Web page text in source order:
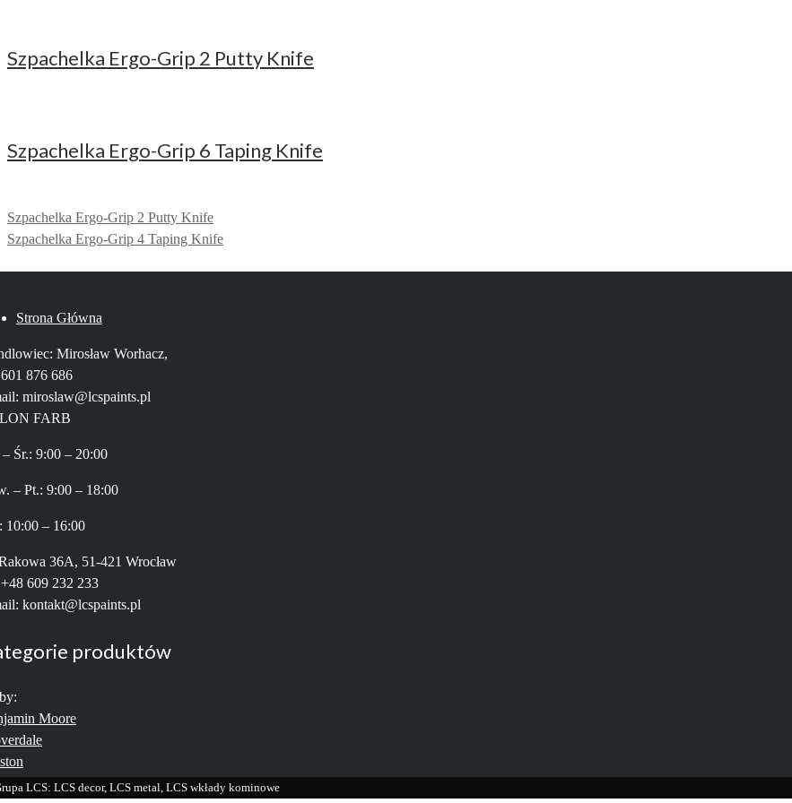
Szpachelka Ergo-Grip 2 Putty Knife
Szpachelka Ergo-Grip 6 Taping Knife
Szpachelka Ergo-Grip 2 Putty Knife
Szpachelka Ergo-Grip 4 Taping Knife
Strona Główna
Mirosław Worhacz,
876 686
miroslaw@lcspaints.pl
FARB
– Śr.: 9:00 – 20:00
– Pt.: 9:00 – 18:00
10:00 – 16:00
36A, 51-421 Wrocław
609 232 233
kontakt@lcspaints.pl
produktów
Moore
LCS: LCS decor, LCS metal, LCS wkłady kominowe